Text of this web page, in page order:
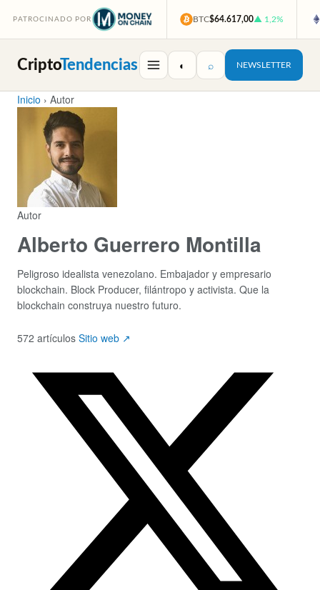
PATROCINADO POR BTC$64.617,00▲ 1,2%
CriptoTendencias ◐ ⌕ NEWSLETTER
Inicio › Autor
Autor
Alberto Guerrero Montilla
Peligroso idealista venezolano. Embajador y empresario
blockchain. Block Producer, filántropo y activista. Que la
blockchain construya nuestro futuro.
572 artículos Sitio web ↗